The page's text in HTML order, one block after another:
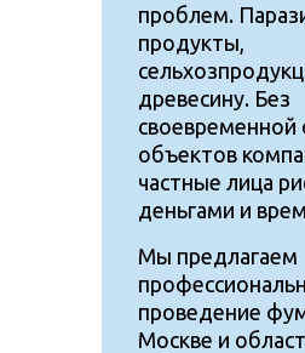
проблем.
продукты,
древесину. Без
своевременной
объектов
частные лица
деньгами и
Мы предлагаем
проведение
Москве и